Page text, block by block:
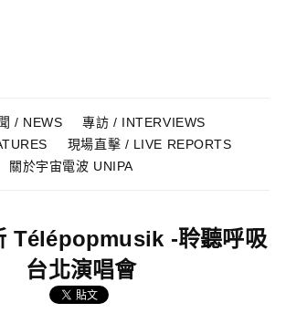
/ NEWS
專訪 / INTERVIEWS
現場直擊 / LIVE REPORTS
關於宇宙電波 UNIPA
Télépopmusik -聆聽呼吸
台北演唱會